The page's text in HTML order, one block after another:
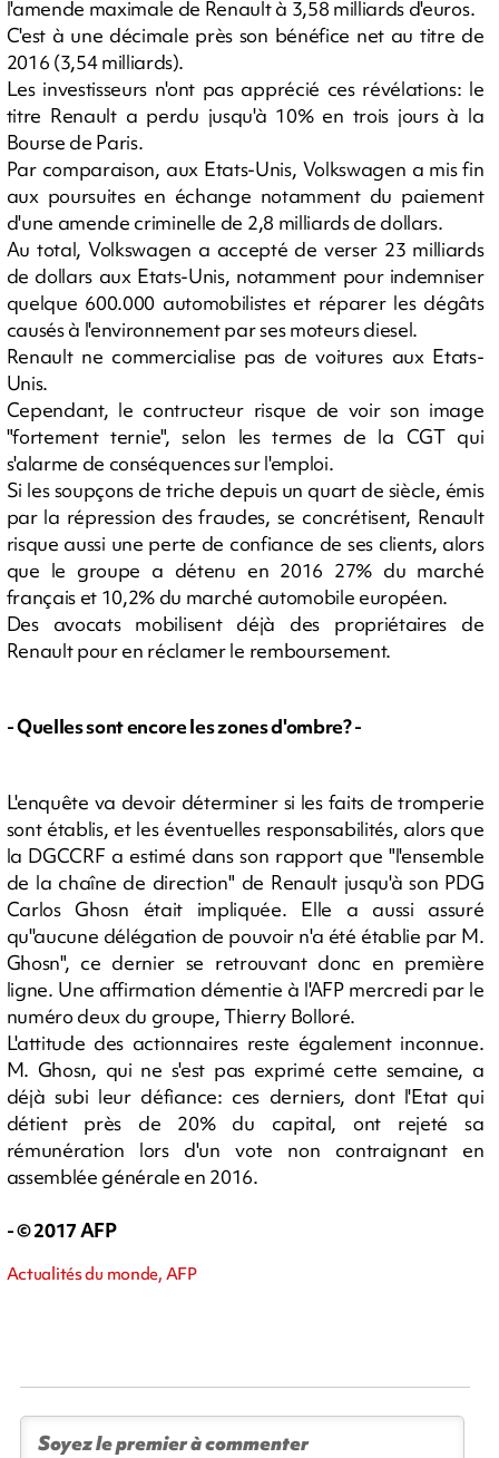
l'amende maximale de Renault à 3,58 milliards d'euros.
C'est à une décimale près son bénéfice net au titre de
2016 (3,54 milliards).
Les investisseurs n'ont pas apprécié ces révélations: le
titre Renault a perdu jusqu'à 10% en trois jours à la
Bourse de Paris.
Par comparaison, aux Etats-Unis, Volkswagen a mis fin
aux poursuites en échange notamment du paiement
d'une amende criminelle de 2,8 milliards de dollars.
Au total, Volkswagen a accepté de verser 23 milliards
de dollars aux Etats-Unis, notamment pour indemniser
quelque 600.000 automobilistes et réparer les dégâts
causés à l'environnement par ses moteurs diesel.
Renault ne commercialise pas de voitures aux Etats-
Unis.
Cependant, le contructeur risque de voir son image
"fortement ternie", selon les termes de la CGT qui
s'alarme de conséquences sur l'emploi.
Si les soupçons de triche depuis un quart de siècle, émis
par la répression des fraudes, se concrétisent, Renault
risque aussi une perte de confiance de ses clients, alors
que le groupe a détenu en 2016 27% du marché
français et 10,2% du marché automobile européen.
Des avocats mobilisent déjà des propriétaires de
Renault pour en réclamer le remboursement.
- Quelles sont encore les zones d'ombre? -
L'enquête va devoir déterminer si les faits de tromperie
sont établis, et les éventuelles responsabilités, alors que
la DGCCRF a estimé dans son rapport que "l'ensemble
de la chaîne de direction" de Renault jusqu'à son PDG
Carlos Ghosn était impliquée. Elle a aussi assuré
qu''aucune délégation de pouvoir n'a été établie par M.
Ghosn", ce dernier se retrouvant donc en première
ligne. Une affirmation démentie à l'AFP mercredi par le
numéro deux du groupe, Thierry Bolloré.
L'attitude des actionnaires reste également inconnue.
M. Ghosn, qui ne s'est pas exprimé cette semaine, a
déjà subi leur défiance: ces derniers, dont l'Etat qui
détient près de 20% du capital, ont rejeté sa
rémunération lors d'un vote non contraignant en
assemblée générale en 2016.
- © 2017 AFP
Actualités du monde, AFP